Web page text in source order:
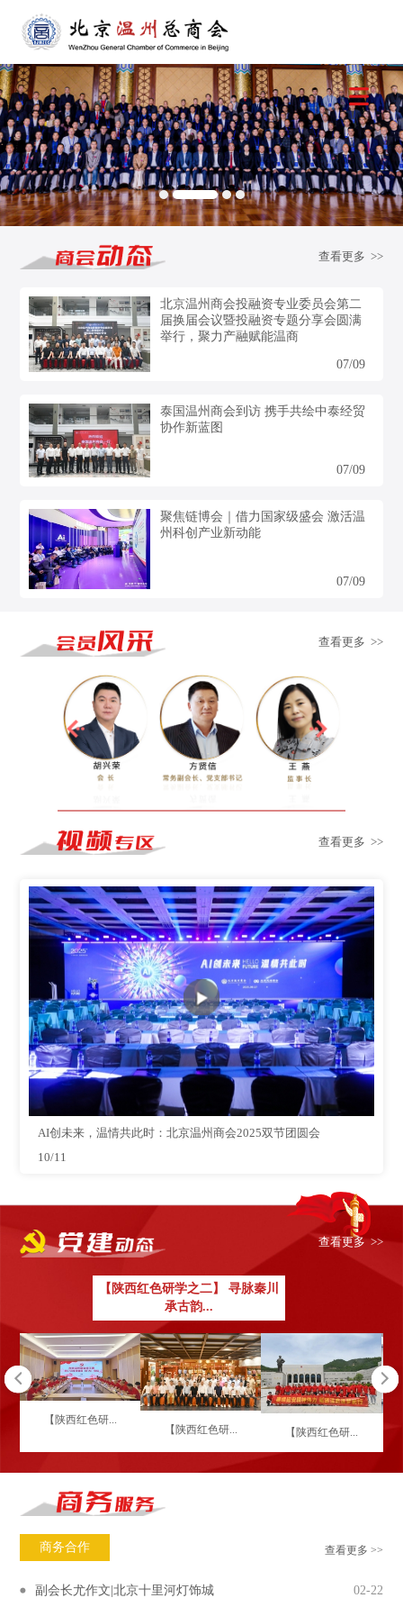
查看更多 >>
北京温州商会投融资专业委员会第二
届换届会议暨投融资专题分享会圆满
举行，聚力产融赋能温商
07/09
泰国温州商会到访 携手共绘中泰经贸
协作新蓝图
07/09
聚焦链博会｜借力国家级盛会 激活温
州科创产业新动能
07/09
查看更多 >>
查看更多 >>
AI创未来，温情共此时：北京温州商会2025双节团圆会
10/11
查看更多 >>
【陕西红色研...
【陕西红色研...
【陕西红色研学之二】 寻脉秦川
承古韵...
【陕西红色研...
商务合作 查看更多 >>
副会长尤作文|北京十里河灯饰城 02-22